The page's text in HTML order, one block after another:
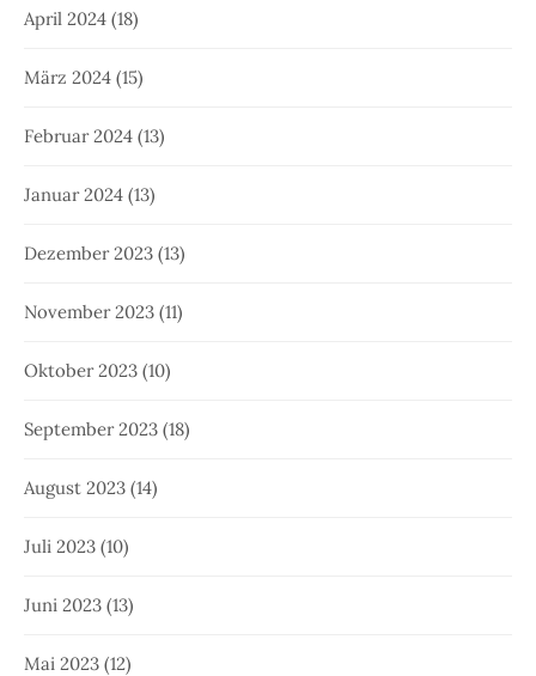
April 2024 (18)
März 2024 (15)
Februar 2024 (13)
Januar 2024 (13)
Dezember 2023 (13)
November 2023 (11)
Oktober 2023 (10)
September 2023 (18)
August 2023 (14)
Juli 2023 (10)
Juni 2023 (13)
Mai 2023 (12)